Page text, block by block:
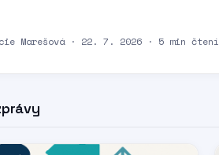
Marešová · 22. 7. 2026 · 5 min čtení